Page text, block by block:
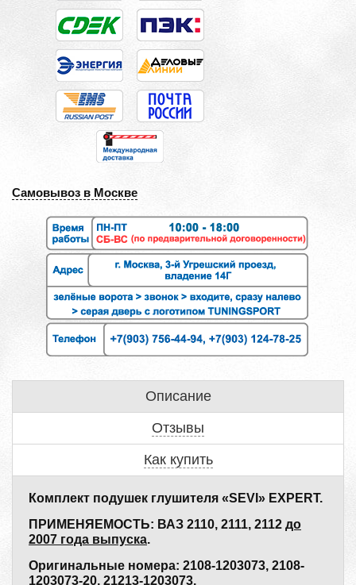
Самовывоз в Москве
Описание
Отзывы
Как купить
Комплект подушек глушителя «SEVI» EXPERT.
ПРИМЕНЯЕМОСТЬ: ВАЗ 2110, 2111, 2112 до
2007 года выпуска.
Оригинальные номера: 2108-1203073, 2108-
1203073-20, 21213-1203073.